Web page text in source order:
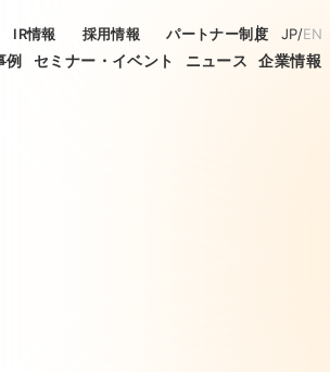
例 セミナー・イベント ニュース 企業情報
IR情報 採用情報 パートナー制度 JP/EN